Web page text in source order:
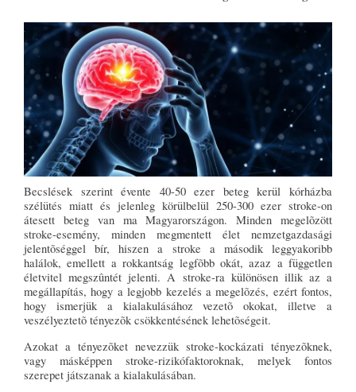
Becslések szerint évente 40-50 ezer beteg kerül kórházba
szélütés miatt és jelenleg körülbelül 250-300 ezer stroke-on
átesett beteg van ma Magyarországon. Minden megelõzött
stroke-esemény, minden megmentett élet nemzetgazdasági
jelentõséggel bír, hiszen a stroke a második leggyakoribb
halálok, emellett a rokkantság legfõbb okát, azaz a független
életvitel megszûntét jelenti. A stroke-ra különösen illik az a
megállapítás, hogy a legjobb kezelés a megelõzés, ezért fontos,
hogy ismerjük a kialakulásához vezetõ okokat, illetve a
veszélyeztetõ tényezõk csökkentésének lehetõségeit.
Azokat a tényezõket nevezzük stroke-kockázati tényezõknek,
vagy másképpen stroke-rizikófaktoroknak, melyek fontos
szerepet játszanak a kialakulásában.